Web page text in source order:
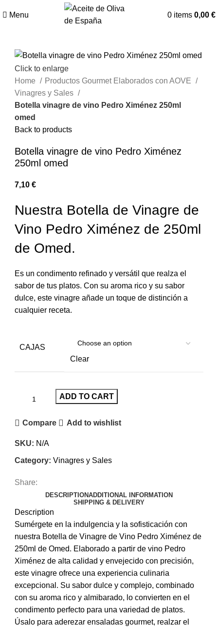
Menu 0 items 0,00 €
Click to enlarge
Home
Productos Gourmet Elaborados con AOVE
Vinagres y Sales
Botella vinagre de vino Pedro Ximénez 250ml
omed
Back to products
Botella vinagre de vino Pedro Ximénez
250ml omed
€
Nuestra Botella de Vinagre de
Vino Pedro Ximénez de 250ml
de Omed.
Es un condimento refinado y versátil que realza el
sabor de tus platos. Con su aroma rico y su sabor
dulce, este vinagre añade un toque de distinción a
cualquier receta.
CAJAS
Clear
ADD TO CART
Compare Add to wishlist
SKU: N/A
Category: Vinagres y Sales
Share:
DESCRIPTIONADDITIONAL INFORMATION
SHIPPING & DELIVERY
Description
Sumérgete en la indulgencia y la sofisticación con
nuestra Botella de Vinagre de Vino Pedro Ximénez de
250ml de Omed. Elaborado a partir de vino Pedro
Ximénez de alta calidad y envejecido con precisión,
este vinagre ofrece una experiencia culinaria
excepcional. Su sabor dulce y complejo, combinado
con su aroma rico y almibarado, lo convierten en el
condimento perfecto para una variedad de platos.
Úsalo para aderezar ensaladas gourmet, realzar el